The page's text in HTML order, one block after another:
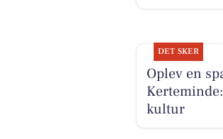
DET SKER
Oplev en
kultur